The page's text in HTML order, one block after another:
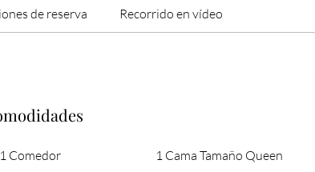
de reserva Recorrido en vídeo
1 Comedor 1 Cama Tamaño Queen